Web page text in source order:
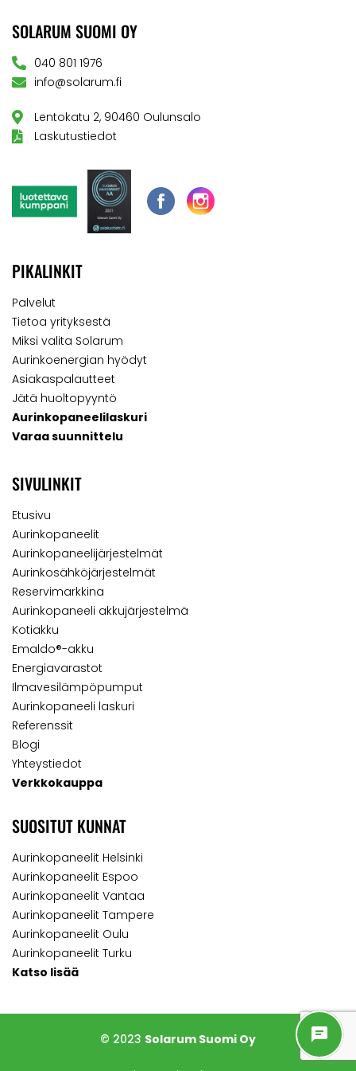
SOLARUM SUOMI OY
040 801 1976
info@solarum.fi
Lentokatu 2, 90460 Oulunsalo
Laskutustiedot
PIKALINKIT
Palvelut
Tietoa yrityksestä
Miksi valita Solarum
Aurinkoenergian hyödyt
Asiakaspalautteet
Jätä huoltopyyntö
Aurinkopaneelilaskuri
Varaa suunnittelu
SIVULINKIT
Etusivu
Aurinkopaneelit
Aurinkopaneelijärjestelmät
Aurinkosähköjärjestelmät
Reservimarkkina
Aurinkopaneeli akkujärjestelmä
Kotiakku
Emaldo®-akku
Energiavarastot
Ilmavesilämpöpumput
Aurinkopaneeli laskuri
Referenssit
Blogi
Yhteystiedot
Verkkokauppa
SUOSITUT KUNNAT
Aurinkopaneelit Helsinki
Aurinkopaneelit Espoo
Aurinkopaneelit Vantaa
Aurinkopaneelit Tampere
Aurinkopaneelit Oulu
Aurinkopaneelit Turku
Katso lisää
© 2023 Solarum Suomi Oy